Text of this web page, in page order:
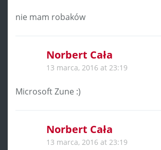
nie mam robaków
Norbert Cała
13 marca, 2016 at 23:19
Microsoft Zune :)
Norbert Cała
13 marca, 2016 at 23:19